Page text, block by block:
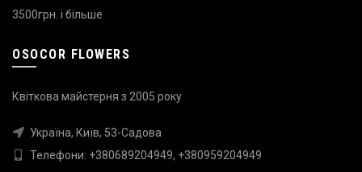
3500грн. і більше
OSOCOR FLOWERS
Квіткова майстерня з 2005 року
Україна, Київ, 53-Садова
Телефони: +380689204949, +380959204949